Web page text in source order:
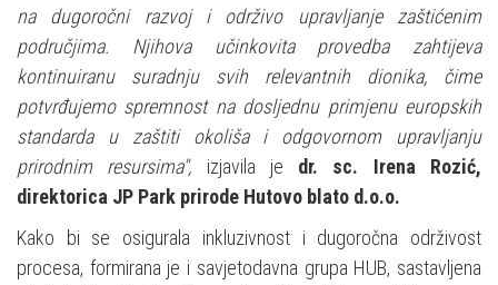
na dugoročni razvoj i održivo upravljanje zaštićenim
područjima. Njihova učinkovita provedba zahtijeva
kontinuiranu suradnju svih relevantnih dionika, čime
potvrđujemo spremnost na dosljednu primjenu europskih
standarda u zaštiti okoliša i odgovornom upravljanju
prirodnim resursima", izjavila je dr. sc.
Irena Rozić,
direktorica JP Park prirode Hutovo blato d.o.o.
Kako bi se osigurala inkluzivnost i dugoročna održivost
procesa, formirana je i savjetodavna grupa HUB, sastavljena